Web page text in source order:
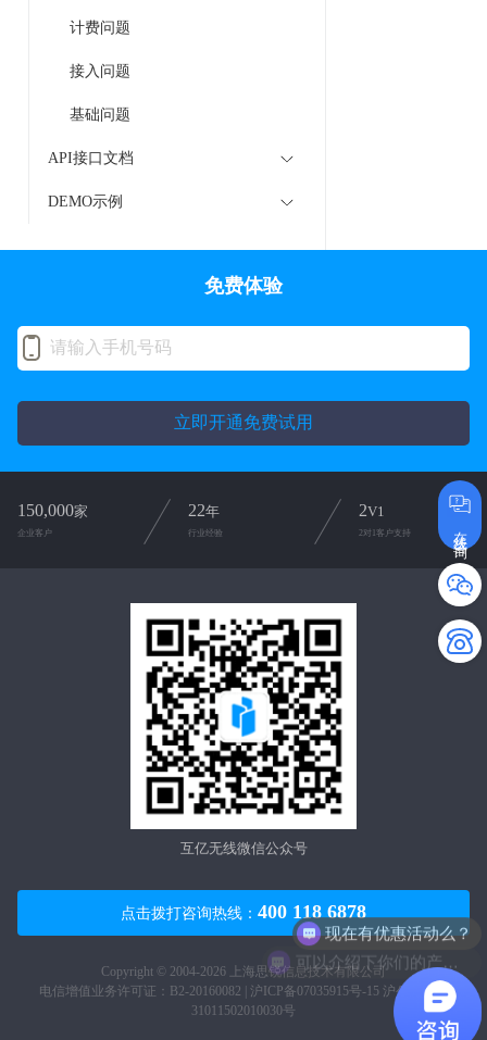
计费问题
接入问题
基础问题
API接口文档
DEMO示例
在线咨询
免费体验
立即开通免费试用
150,000家
企业客户
22年
行业经验
2V1
2对1客户支持
互亿无线微信公众号
点击拨打咨询热线： 400 118 6878
Copyright © 2004-2026 上海思锐信息技术有限公司
电信增值业务许可证：B2-20160082 | 沪ICP备07035915号-15 沪公网安备
31011502010030号
现在有优惠活动么？